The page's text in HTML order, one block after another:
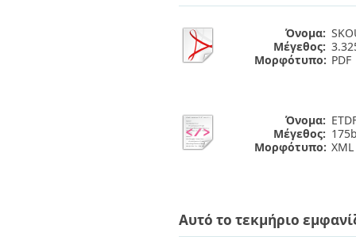
Όνομα:
Μέγεθος:
Μορφότυπο: PDF
Όνομα:
Μέγεθος:
Μορφότυπο: XML
Αυτό το τεκμήριο